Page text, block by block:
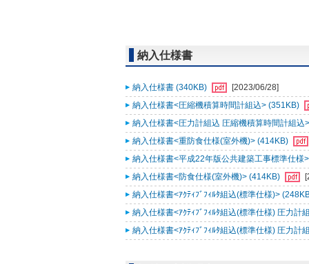
納入仕様書
納入仕様書 (340KB)
[2023/06/28]
納入仕様書<圧縮機積算時間計組込> (351KB)
納入仕様書<圧力計組込 圧縮機積算時間計組込
納入仕様書<重防食仕様(室外機)> (414KB)
納入仕様書<平成22年版公共建築工事標準仕様
納入仕様書<防食仕様(室外機)> (414KB)
納入仕様書<ｱｸﾃｨﾌﾞﾌｨﾙﾀ組込(標準仕様)>
納入仕様書<ｱｸﾃｨﾌﾞﾌｨﾙﾀ組込(標準仕様) 圧力計
納入仕様書<ｱｸﾃｨﾌﾞﾌｨﾙﾀ組込(標準仕様) 圧力